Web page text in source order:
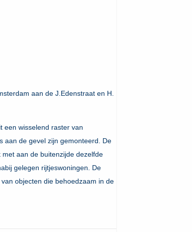
aan de J.Edenstraat en H.
een wisselend raster van
aan de gevel zijn gemonteerd. De
aan de buitenzijde dezelfde
gelegen rijtjeswoningen. De
objecten die behoedzaam in de